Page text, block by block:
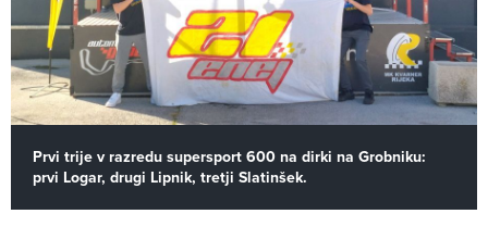
Prvi trije v razredu supersport 600 na dirki na Grobniku:
prvi Logar, drugi Lipnik, tretji Slatinšek.